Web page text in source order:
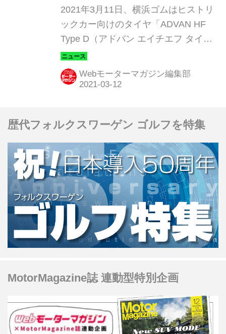
追加
2021年3月11日、横浜ゴムはヒストリ
ックカー向けのタイヤ「ADVAN HF
Type D（アドバン エイチエフ タイプ
ディー）に10サイズを追加して、3月
12日より順次発売すると発表した。
Webモーターマガジン編集部
歴代フォルクスワーゲン ゴルフを特集
MotorMagazine誌 連動型特別企画